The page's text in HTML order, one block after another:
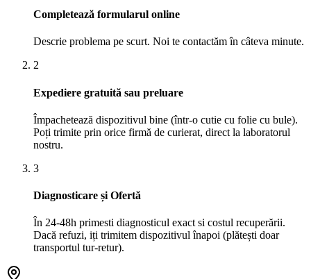
Completează formularul online
Descrie problema pe scurt. Noi te contactăm în câteva minute.
2
Expediere gratuită sau preluare
Împachetează dispozitivul bine (într-o cutie cu folie cu bule).
Poți trimite prin orice firmă de curierat, direct la laboratorul
nostru.
3
Diagnosticare și Ofertă
În 24-48h primesti diagnosticul exact si costul recuperării.
Dacă refuzi, iți trimitem dispozitivul înapoi (plătești doar
transportul tur-retur).